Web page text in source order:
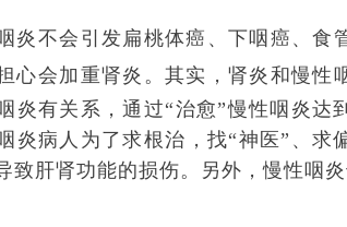
炎不会引发扁桃体癌、下咽癌、食
心会加重肾炎。 其实，肾炎和慢性
炎有关系，通过“治愈”慢性咽炎达
炎病人为了求根治，找“神医”、求
致肝肾功能的损伤。另外，慢性咽